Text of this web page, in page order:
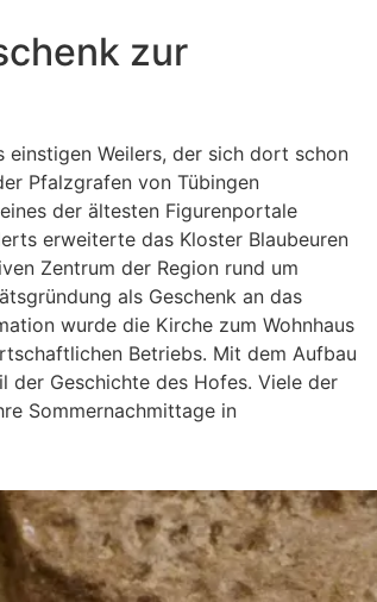
zur
Weilers, der sich dort schon
Pfalzgrafen von Tübingen
der ältesten Figurenportale
erweiterte das Kloster Blaubeuren
Zentrum der Region rund um
als Geschenk an das
wurde die Kirche zum Wohnhaus
Betriebs. Mit dem Aufbau
der Geschichte des Hofes. Viele der
Sommernachmittage in